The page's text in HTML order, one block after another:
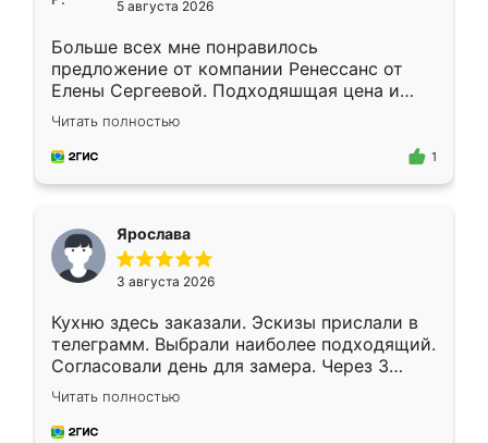
5 августа 2026
Больше всех мне понравилось
предложение от компании Ренессанс от
Елены Сергеевой. Подходяшщая цена и
короткие сроки изготовления. Приехавший
для замера сотрудник Владислав
предложил по моему эскизу самый
Читать полностью
1
Ярослава
3 августа 2026
Кухню здесь заказали. Эскизы прислали в
телеграмм. Выбрали наиболее подходящий.
Согласовали день для замера. Через 3
недели кухня была уже готова. Остались
довольны работой. Спасибо Ренессанс
мебель за качественную работу!
Читать полностью